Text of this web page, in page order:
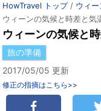
HowTravel トップ/ ウィー
ウィーンの気候と時差と気
ウィーンの気候と
旅の準備
2017/05/05 更新
修正の指摘はこちら>>